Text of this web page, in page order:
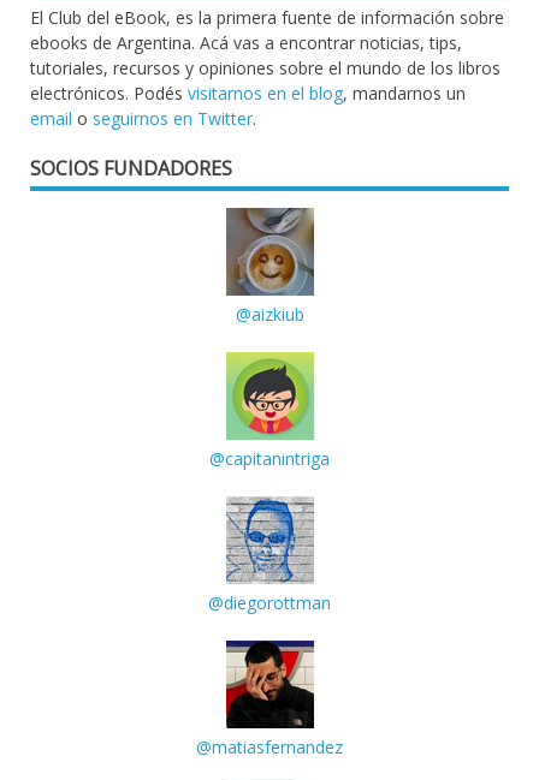
El Club del eBook, es la primera fuente de información sobre
ebooks de Argentina. Acá vas a encontrar noticias, tips,
tutoriales, recursos y opiniones sobre el mundo de los libros
electrónicos. Podés visitarnos en el blog, mandarnos un
email o seguirnos en Twitter.
SOCIOS FUNDADORES
@aizkiub
@capitanintriga
@diegorottman
@matiasfernandez